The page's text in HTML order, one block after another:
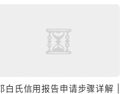
白氏信用报告申请步骤详解 |